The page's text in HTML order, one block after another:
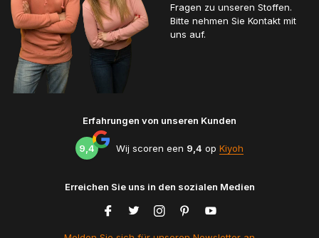
Fragen zu unseren Stoffen.
Bitte nehmen Sie Kontakt mit
uns auf.
Erfahrungen von unseren Kunden
9,4 Wij scoren een 9,4 op Kiyoh
Erreichen Sie uns in den sozialen Medien